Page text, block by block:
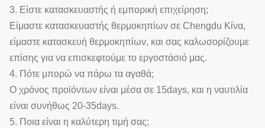
3. Είστε κατασκευαστής ή εμπορική επιχείρηση;
Είμαστε κατασκευαστής θερμοκηπίων σε Chengdu Κίνα,
είμαστε κατασκευή θερμοκηπίων, και σας καλωσορίζουμε
επίσης για να επισκεφτούμε το εργοστάσιό μας.
4. Πότε μπορώ να πάρω τα αγαθά;
Ο χρόνος προϊόντων είναι μέσα σε 15days, και η ναυτιλία
είναι συνήθως 20-35days.
5. Ποια είναι η καλύτερη τιμή σας;